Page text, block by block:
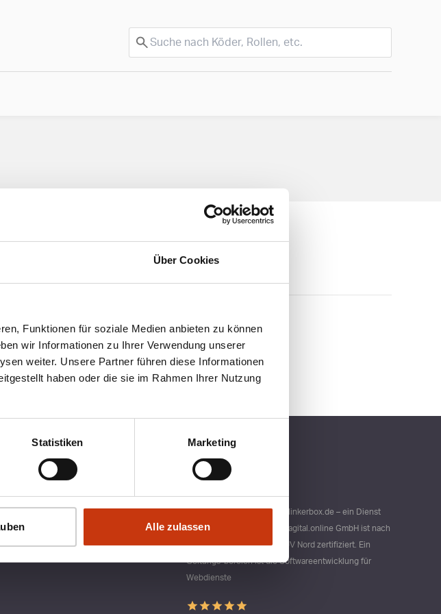
Über Cookies
Funktionen für soziale Medien anbieten zu können
wir Informationen zu Ihrer Verwendung unserer
weiter. Unsere Partner führen diese Informationen
haben oder die sie im Rahmen Ihrer Nutzung
Statistiken Marketing
Alle zulassen
Qualitätsmanagement bei blinkerbox.de – ein Dienst
der agital.online GmbH Die agital.online GmbH ist nach
DIN ISO 9001 durch den TÜV Nord zertifiziert. Ein
Geltungs-bereich ist die Softwareentwicklung für
Webdienste